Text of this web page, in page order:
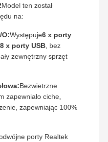
Model ten został
na:
O:Występuje6 x porty
8 x porty USB, bez
zewnętrzny sprzęt
Bezwietrzne
zapewniało ciche,
zapewniając 100%
porty Realtek